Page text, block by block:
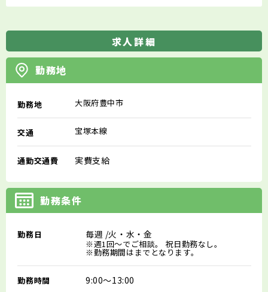
求人詳細
勤務地
勤務地 大阪府豊中市
交通 宝塚本線
通勤交通費 実費支給
勤務条件
勤務日 毎週 /火・水・金
※週1回～でご相談。 祝日勤務なし。
※勤務期間はまでとなります。
勤務時間 9:00～13:00